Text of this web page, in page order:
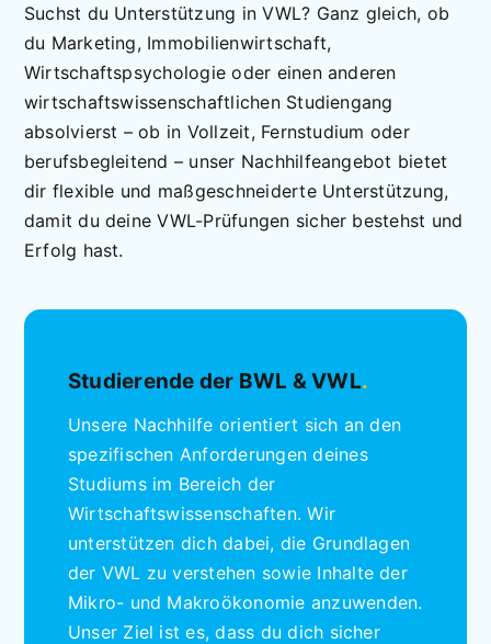
Suchst du Unterstützung in VWL? Ganz gleich, ob
du Marketing, Immobilienwirtschaft,
Wirtschaftspsychologie oder einen anderen
wirtschaftswissenschaftlichen Studiengang
absolvierst – ob in Vollzeit, Fernstudium oder
berufsbegleitend – unser Nachhilfeangebot bietet
dir flexible und maßgeschneiderte Unterstützung,
damit du deine VWL-Prüfungen sicher bestehst und
Erfolg hast.
Studierende der BWL & VWL.
Unsere Nachhilfe orientiert sich an den
spezifischen Anforderungen deines
Studiums im Bereich der
Wirtschaftswissenschaften. Wir
unterstützen dich dabei, die Grundlagen
der VWL zu verstehen sowie Inhalte der
Mikro- und Makroökonomie anzuwenden.
Unser Ziel ist es, dass du dich sicher